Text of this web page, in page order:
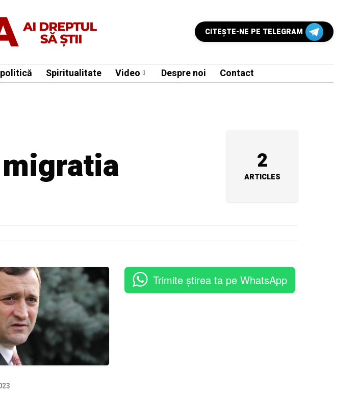
CITEŞTE-NE PE TELEGRAM
Spiritualitate Video Despre noi Contact
2
ARTICLES
Trimite știrea ta pe WhatsApp